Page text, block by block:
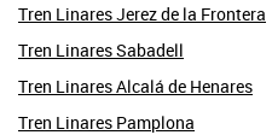
Tren Linares Jerez de la Frontera
Tren Linares Sabadell
Tren Linares Alcalá de Henares
Tren Linares Pamplona